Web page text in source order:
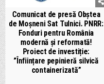
Comunicat de presă Obștea
de Moșneni Sat Tulnici. PNRR:
Fonduri pentru România
modernă și reformată!
Proiect de investiție:
”Înființare pepinieră silvică
containerizată”